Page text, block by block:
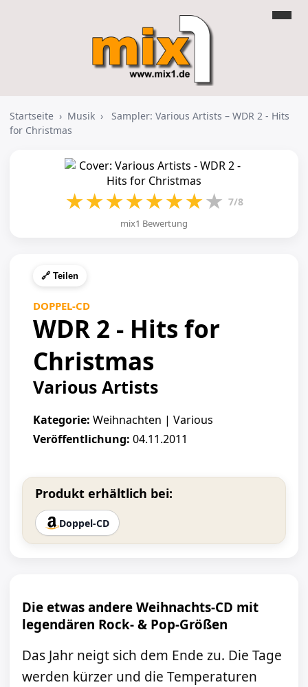
Startseite › Musik ›
Sampler: Various Artists – WDR 2 - Hits
for Christmas
★★★★★★★★ 7/8
mix1 Bewertung
🔗 Teilen
DOPPEL-CD
WDR 2 - Hits for
Christmas
Various Artists
Kategorie: Weihnachten | Various
Veröffentlichung: 04.11.2011
Produkt erhältlich bei:
Doppel-CD
Die etwas andere Weihnachts-CD mit
legendären Rock- & Pop-Größen
Das Jahr neigt sich dem Ende zu. Die Tage
werden kürzer und die Temperaturen